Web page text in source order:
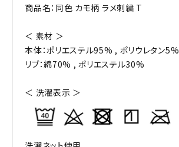
商品名：同色 カモ柄 ラメ刺繍 T
＜ 素材 ＞
本体：ポリエステル95% , ポリウレタン5%
リブ：綿70% , ポリエステル30%
＜ 洗濯表示 ＞